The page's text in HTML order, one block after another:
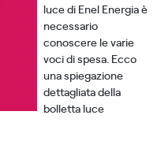
luce di Enel Energia è
necessario
conoscere le varie
voci di spesa. Ecco
una spiegazione
dettagliata della
bolletta luce